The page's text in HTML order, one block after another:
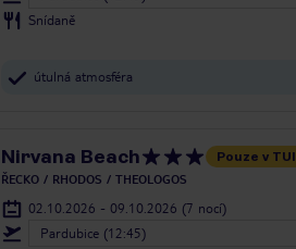
Snídaně
útulná atmosféra
Nirvana Beach Pouze v TUI
ŘECKO RHODOS THEOLOGOS
02.10.2026 - 09.10.2026 (7 nocí)
Pardubice (12:45)